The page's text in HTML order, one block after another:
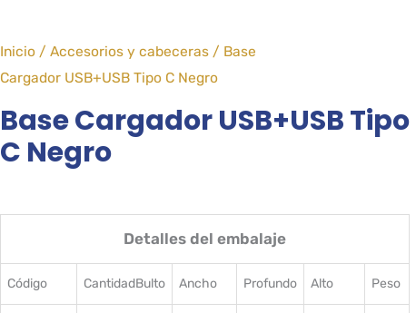
Inicio/ Accesorios y cabeceras/ Base
Cargador USB+USB Tipo C Negro
Base Cargador USB+USB Tipo
C Negro
Detalles del embalaje
Código CantidadBulto Ancho Profundo Alto Peso